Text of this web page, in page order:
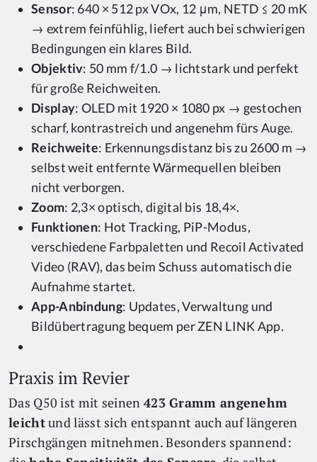
Sensor: 640 × 512 px VOx, 12 μm, NETD ≤ 20 mK
→ extrem feinfühlig, liefert auch bei schwierigen
Bedingungen ein klares Bild.
Objektiv: 50 mm f/1.0 → lichtstark und perfekt
für große Reichweiten.
Display: OLED mit 1920 × 1080 px → gestochen
scharf, kontrastreich und angenehm fürs Auge.
Reichweite: Erkennungsdistanz bis zu 2600 m →
selbst weit entfernte Wärmequellen bleiben
nicht verborgen.
Zoom: 2,3× optisch, digital bis 18,4×.
Funktionen: Hot Tracking, PiP-Modus,
verschiedene Farbpaletten und Recoil Activated
Video (RAV), das beim Schuss automatisch die
Aufnahme startet.
App-Anbindung: Updates, Verwaltung und
Bildübertragung bequem per ZEN LINK App.
Praxis im Revier
Das Q50 ist mit seinen 423 Gramm angenehm
leichtund lässt sich entspannt auch auf längeren
Pirschgängen mitnehmen. Besonders spannend: